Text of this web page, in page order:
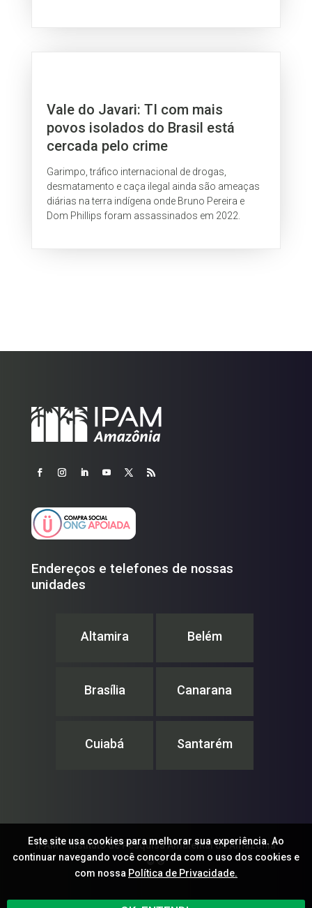
Vale do Javari: TI com mais
povos isolados do Brasil está
cercada pelo crime
Garimpo, tráfico internacional de drogas,
desmatamento e caça ilegal ainda são ameaças
diárias na terra indígena onde Bruno Pereira e
Dom Phillips foram assassinados em 2022.
Endereços e telefones de nossas
unidades
Altamira Belém
Brasília Canarana
Cuiabá Santarém
IPAM – Instituto de Pesquisa Ambiental da Amazônia
© ®
Este site usa cookies para melhorar sua experiência. Ao
continuar navegando você concorda com o uso dos cookies e
com nossa Política de Privacidade.